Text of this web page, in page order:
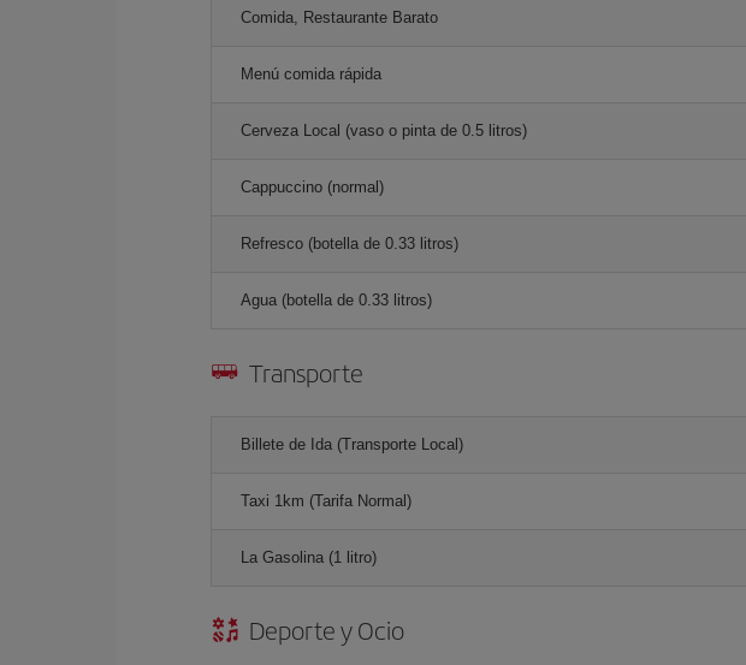
Comida, Restaurante Barato
Menú comida rápida
Cerveza Local (vaso o pinta de 0.5 litros)
Cappuccino (normal)
Refresco (botella de 0.33 litros)
Agua (botella de 0.33 litros)
Transporte
Billete de Ida (Transporte Local)
Taxi 1km (Tarifa Normal)
La Gasolina (1 litro)
Deporte y Ocio